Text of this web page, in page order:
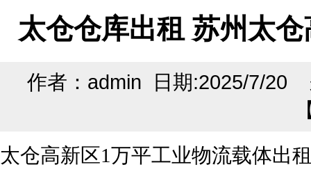
太仓仓库出租 苏州太
作者：admin 日期:2025/7/20
太仓高新区1万平工业物流载体出